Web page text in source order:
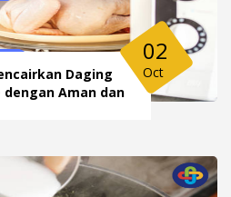
Daging
Aman dan
02
Oct